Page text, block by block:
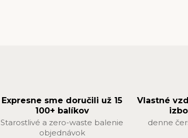
Expresne sme doručili už 15
100+ balíkov
Starostlivé a zero-waste balenie
objednávok
Vlastné
denne